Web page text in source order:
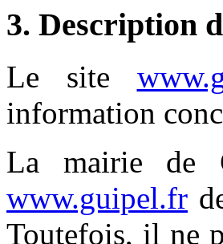
3. Description
Le site
information
La mairie de
www.guipel.fr
Toutefois, il ne